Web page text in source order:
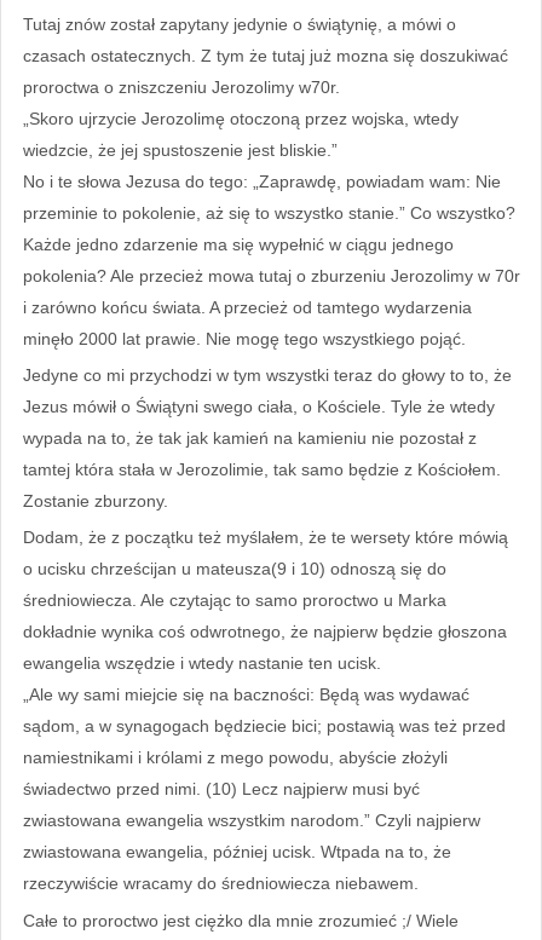
Tutaj znów został zapytany jedynie o świątynię, a mówi o
czasach ostatecznych. Z tym że tutaj już mozna się doszukiwać
proroctwa o zniszczeniu Jerozolimy w70r.
„Skoro ujrzycie Jerozolimę otoczoną przez wojska, wtedy
wiedzcie, że jej spustoszenie jest bliskie.”
No i te słowa Jezusa do tego: „Zaprawdę, powiadam wam: Nie
przeminie to pokolenie, aż się to wszystko stanie.” Co wszystko?
Każde jedno zdarzenie ma się wypełnić w ciągu jednego
pokolenia? Ale przecież mowa tutaj o zburzeniu Jerozolimy w 70r
i zarówno końcu świata. A przecież od tamtego wydarzenia
minęło 2000 lat prawie. Nie mogę tego wszystkiego pojąć.
Jedyne co mi przychodzi w tym wszystki teraz do głowy to to, że
Jezus mówił o Świątyni swego ciała, o Kościele. Tyle że wtedy
wypada na to, że tak jak kamień na kamieniu nie pozostał z
tamtej która stała w Jerozolimie, tak samo będzie z Kościołem.
Zostanie zburzony.
Dodam, że z początku też myślałem, że te wersety które mówią
o ucisku chrześcijan u mateusza(9 i 10) odnoszą się do
średniowiecza. Ale czytając to samo proroctwo u Marka
dokładnie wynika coś odwrotnego, że najpierw będzie głoszona
ewangelia wszędzie i wtedy nastanie ten ucisk.
„Ale wy sami miejcie się na baczności: Będą was wydawać
sądom, a w synagogach będziecie bici; postawią was też przed
namiestnikami i królami z mego powodu, abyście złożyli
świadectwo przed nimi. (10) Lecz najpierw musi być
zwiastowana ewangelia wszystkim narodom.” Czyli najpierw
zwiastowana ewangelia, później ucisk. Wtpada na to, że
rzeczywiście wracamy do średniowiecza niebawem.
Całe to proroctwo jest ciężko dla mnie zrozumieć ;/ Wiele